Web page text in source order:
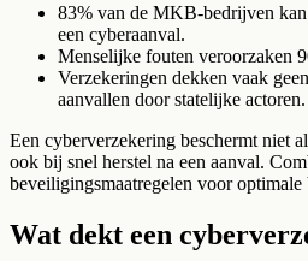
83% van de MKB-bedrijven
een cyberaanval.
Menselijke fouten veroorzaken
Verzekeringen dekken vaak
aanvallen door statelijke actoren.
Een cyberverzekering beschermt niet
ook bij snel herstel na een aanval.
beveiligingsmaatregelen voor optimale
Wat dekt een